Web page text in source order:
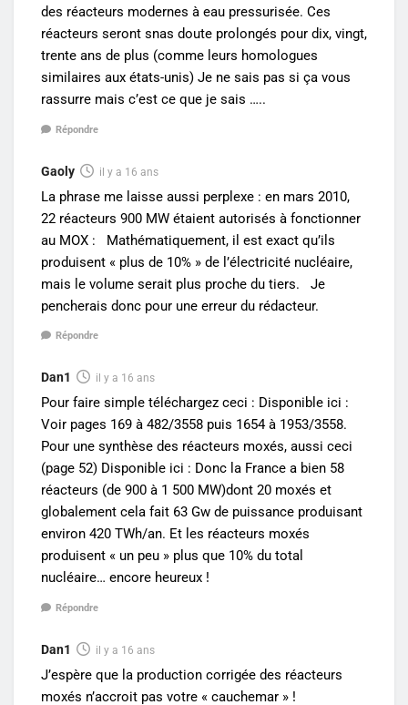
des réacteurs modernes à eau pressurisée. Ces
réacteurs seront snas doute prolongés pour dix, vingt,
trente ans de plus (comme leurs homologues
similaires aux états-unis) Je ne sais pas si ça vous
rassurre mais c’est ce que je sais …..
Répondre
Gaoly il y a 16 ans
La phrase me laisse aussi perplexe : en mars 2010,
22 réacteurs 900 MW étaient autorisés à fonctionner
au MOX : Mathématiquement, il est exact qu’ils
produisent « plus de 10% » de l’électricité nucléaire,
mais le volume serait plus proche du tiers. Je
pencherais donc pour une erreur du rédacteur.
Répondre
Dan1 il y a 16 ans
Pour faire simple téléchargez ceci : Disponible ici :
Voir pages 169 à 482/3558 puis 1654 à 1953/3558.
Pour une synthèse des réacteurs moxés, aussi ceci
(page 52) Disponible ici : Donc la France a bien 58
réacteurs (de 900 à 1 500 MW)dont 20 moxés et
globalement cela fait 63 Gw de puissance produisant
environ 420 TWh/an. Et les réacteurs moxés
produisent « un peu » plus que 10% du total
nucléaire… encore heureux !
Répondre
Dan1 il y a 16 ans
J’espère que la production corrigée des réacteurs
moxés n’accroit pas votre « cauchemar » !